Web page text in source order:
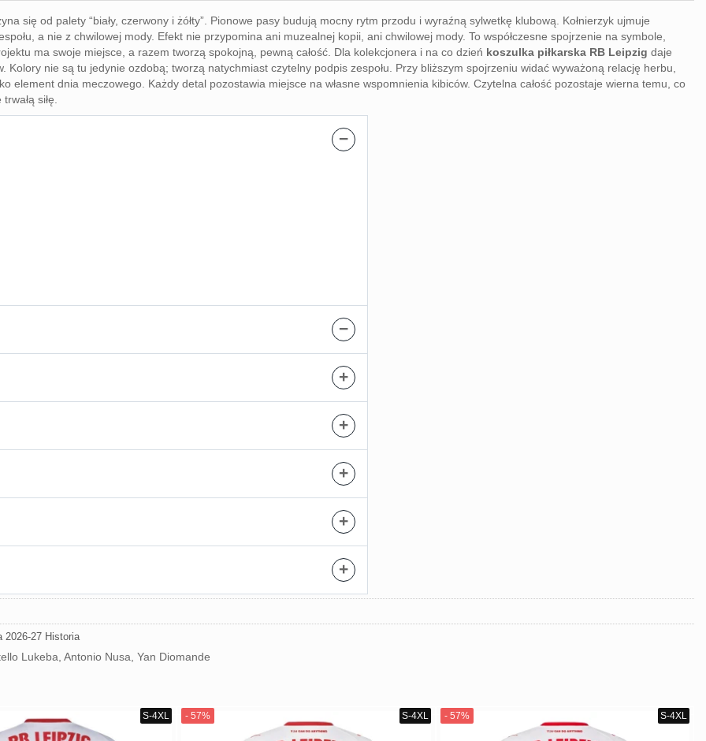
się od palety “biały, czerwony i żółty”. Pionowe pasy budują mocny rytm przodu i wyraźną sylwetkę klubową. Kołnierzyk ujmuje
a nie z chwilowej mody. Efekt nie przypomina ani muzealnej kopii, ani chwilowej mody. To współczesne spojrzenie na symbole,
ma swoje miejsce, a razem tworzą spokojną, pewną całość. Dla kolekcjonera i na co dzień koszulka piłkarska RB Leipzig daje
nie są tu jedynie ozdobą; tworzą natychmiast czytelny podpis zespołu. Przy bliższym spojrzeniu widać wyważoną relację herbu,
element dnia meczowego. Każdy detal pozostawia miejsce na własne wspomnienia kibiców. Czytelna całość pozostaje wierna temu, co
siłę.
−
−
+
+
+
+
+
2026-27 Historia
Lukeba, Antonio Nusa, Yan Diomande